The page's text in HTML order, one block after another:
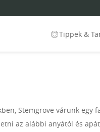
Tippek &
Stemgrove várunk egy
az alábbi anyától és